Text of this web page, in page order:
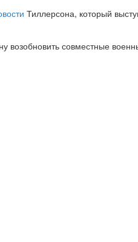
Тиллерсона, который
совместные